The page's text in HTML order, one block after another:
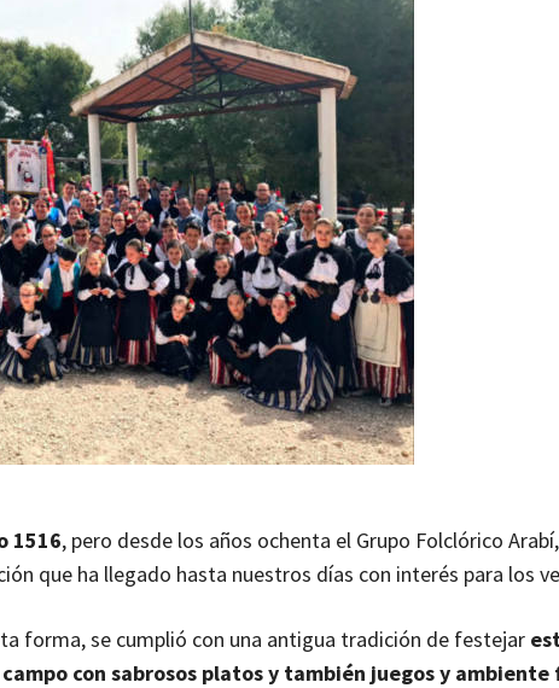
1516, pero desde los años ochenta el Grupo Folclórico
que ha llegado hasta nuestros días con interés para los
forma, se cumplió con una antigua tradición de festejar
con sabrosos platos y también juegos y